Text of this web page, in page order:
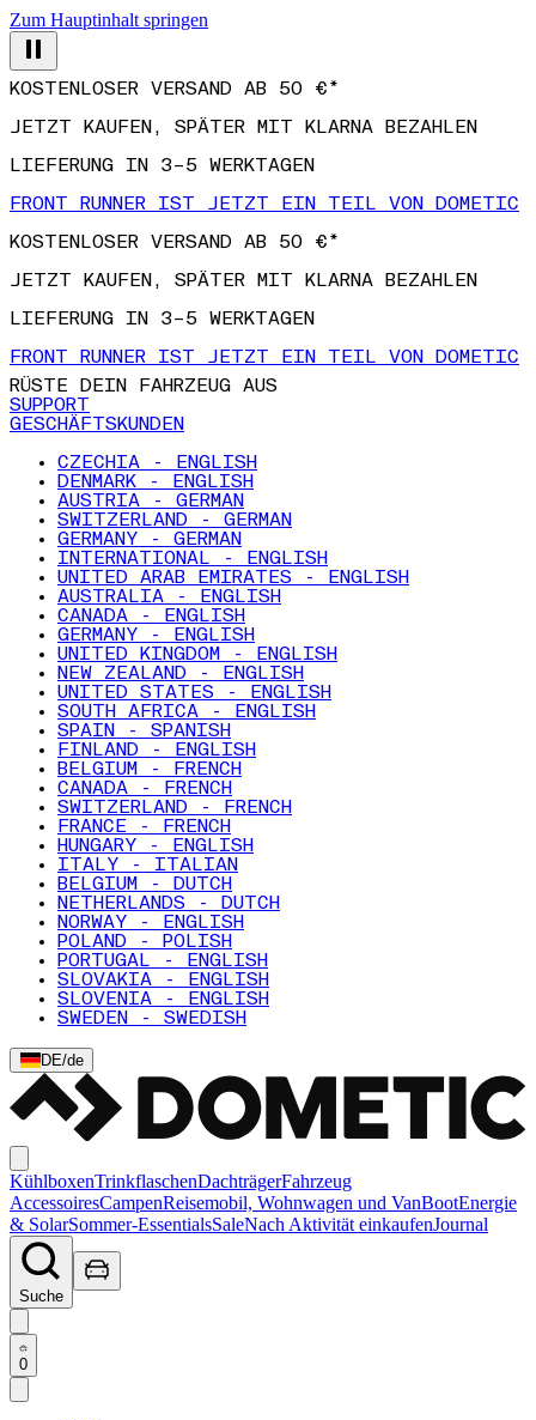
Zum Hauptinhalt springen
JETZT KAUFEN, SPÄTER MIT KLARNA BEZAHLEN
LIEFERUNG IN 3–5 WERKTAGEN
FRONT RUNNER IST JETZT EIN TEIL VON DOMETIC
KOSTENLOSER VERSAND AB 50 €*
JETZT KAUFEN, SPÄTER MIT KLARNA BEZAHLEN
LIEFERUNG IN 3–5 WERKTAGEN
FRONT RUNNER IST JETZT EIN TEIL VON DOMETIC
RÜSTE DEIN FAHRZEUG AUS
SUPPORT
GESCHÄFTSKUNDEN
CZECHIA - ENGLISH
DENMARK - ENGLISH
AUSTRIA - GERMAN
SWITZERLAND - GERMAN
GERMANY - GERMAN
INTERNATIONAL - ENGLISH
UNITED ARAB EMIRATES - ENGLISH
AUSTRALIA - ENGLISH
CANADA - ENGLISH
GERMANY - ENGLISH
UNITED KINGDOM - ENGLISH
NEW ZEALAND - ENGLISH
UNITED STATES - ENGLISH
SOUTH AFRICA - ENGLISH
SPAIN - SPANISH
FINLAND - ENGLISH
BELGIUM - FRENCH
CANADA - FRENCH
SWITZERLAND - FRENCH
FRANCE - FRENCH
HUNGARY - ENGLISH
ITALY - ITALIAN
BELGIUM - DUTCH
NETHERLANDS - DUTCH
NORWAY - ENGLISH
POLAND - POLISH
PORTUGAL - ENGLISH
SLOVAKIA - ENGLISH
SLOVENIA - ENGLISH
SWEDEN - SWEDISH
DE/de
KühlboxenTrinkflaschenDachträgerFahrzeug
AccessoiresCampenReisemobil, Wohnwagen und VanBootEnergie
& SolarSommer-EssentialsSaleNach Aktivität einkaufenJournal
Suche
0